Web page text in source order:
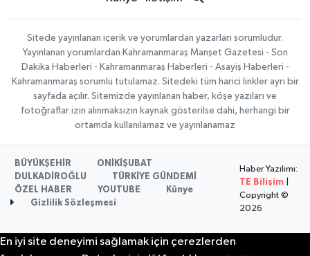
Sitede yayınlanan içerik ve yorumlardan yazarları sorumludur.
Yayınlanan yorumlardan Kahramanmaraş Manşet Gazetesi - Son
Dakika Haberleri - Kahramanmaraş Haberleri - Asayiş Haberleri -
Kahramanmaraş sorumlu tutulamaz. Sitedeki tüm harici linkler ayrı bir
sayfada açılır. Sitemizde yayınlanan haber, köşe yazıları ve
fotoğraflar izin alınmaksızın kaynak gösterilse dahi, herhangi bir
ortamda kullanılamaz ve yayınlanamaz
BÜYÜKŞEHİR
ONİKİŞUBAT
DULKADİROĞLU
TÜRKİYE GÜNDEMİ
ÖZEL HABER
YOUTUBE
Künye
Gizlilik Sözleşmesi
Haber Yazılımı:
TE Bilişim
Copyright ©
2026
En iyi site deneyimi sağlamak için çerezlerden